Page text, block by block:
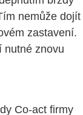
nemůže dojít
zastavení.
nutné znovu
Co-act firmy